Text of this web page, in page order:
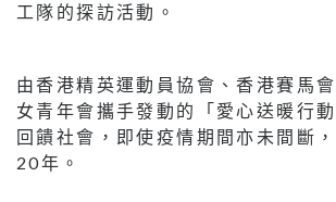
工隊的探訪活動。
由香港精英運動員協會、香港賽馬
女青年會攜手發動的「愛心送暖行
回饋社會，即使疫情期間亦未間斷
20年。